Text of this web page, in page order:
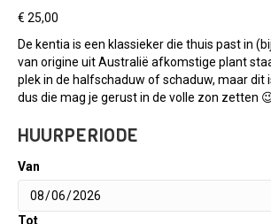
€ 25,00
De kentia is een klassieker die thuis past in
van origine uit Australië afkomstige plant
plek in de halfschaduw of schaduw, maar dit
dus die mag je gerust in de volle zon zetten
HUURPERIODE
Van
Tot